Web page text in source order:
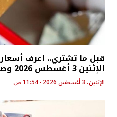
قبل ما تشتري.. اعرف أسعار
الإثنين 3 أغسطس 2026 وصلت لفين
الإثنين، 3 أغسطس 2026 - 11:54 ص